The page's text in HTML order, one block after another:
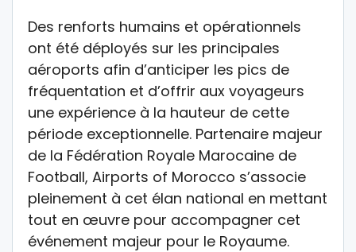
Des renforts humains et opérationnels
ont été déployés sur les principales
aéroports afin d’anticiper les pics de
fréquentation et d’offrir aux voyageurs
une expérience à la hauteur de cette
période exceptionnelle. Partenaire majeur
de la Fédération Royale Marocaine de
Football, Airports of Morocco s’associe
pleinement à cet élan national en mettant
tout en œuvre pour accompagner cet
événement majeur pour le Royaume.